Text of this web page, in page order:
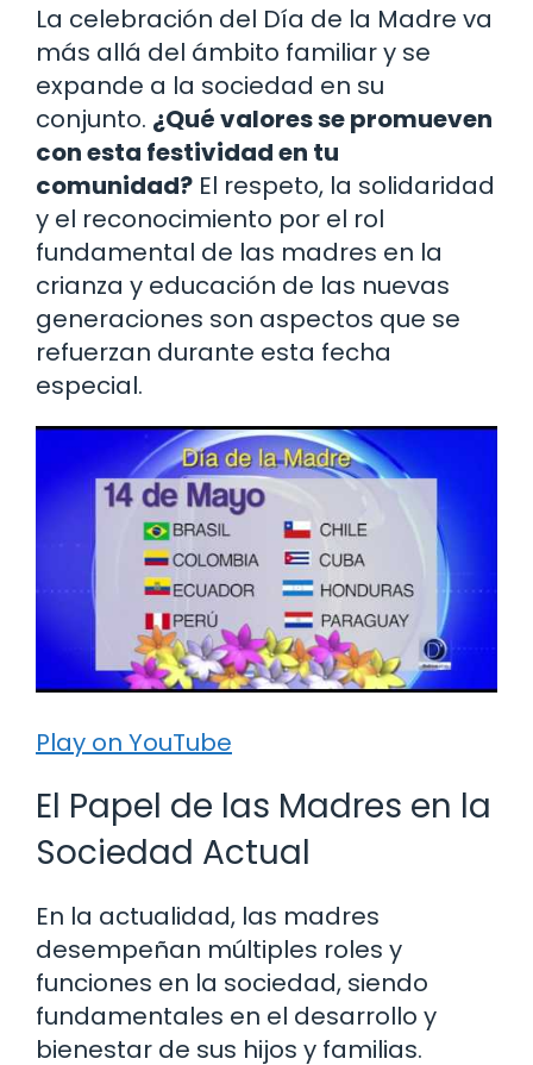
La celebración del Día de la Madre va
más allá del ámbito familiar y se
expande a la sociedad en su
conjunto. ¿Qué valores se promueven
con esta festividad en tu
comunidad? El respeto, la solidaridad
y el reconocimiento por el rol
fundamental de las madres en la
crianza y educación de las nuevas
generaciones son aspectos que se
refuerzan durante esta fecha
especial.
Play on YouTube
El Papel de las Madres en la
Sociedad Actual
En la actualidad, las madres
desempeñan múltiples roles y
funciones en la sociedad, siendo
fundamentales en el desarrollo y
bienestar de sus hijos y familias.